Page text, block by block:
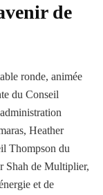
de
ronde, animée
du Conseil
Heather
Thompson du
Shah de Multiplier,
et de